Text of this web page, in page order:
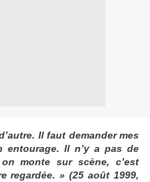
Il faut demander mes
entourage. Il n’y a pas de
monte sur scène, c’est
regardée. » (25 août 1999,